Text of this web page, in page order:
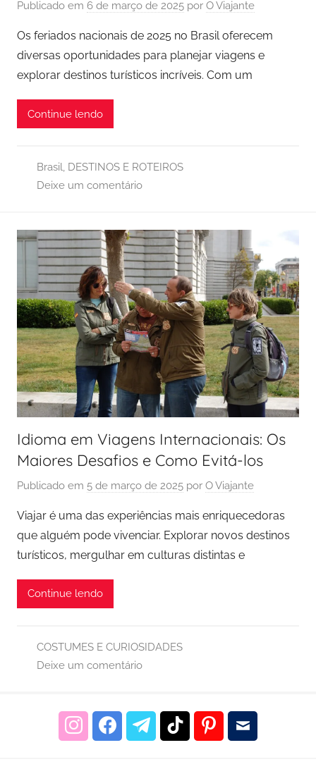
Publicado em 6 de março de 2025 por O Viajante
Os feriados nacionais de 2025 no Brasil oferecem
diversas oportunidades para planejar viagens e
explorar destinos turísticos incríveis. Com um
Continue lendo
Brasil, DESTINOS E ROTEIROS
Deixe um comentário
Idioma em Viagens Internacionais: Os
Maiores Desafios e Como Evitá-los
Publicado em 5 de março de 2025 por O Viajante
Viajar é uma das experiências mais enriquecedoras
que alguém pode vivenciar. Explorar novos destinos
turísticos, mergulhar em culturas distintas e
Continue lendo
COSTUMES E CURIOSIDADES
Deixe um comentário